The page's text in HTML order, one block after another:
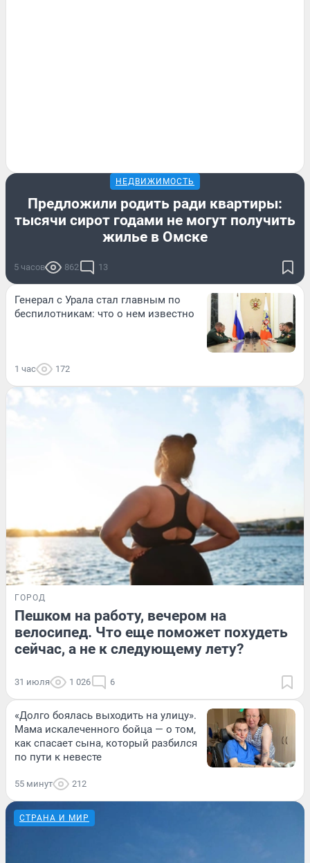
НЕДВИЖИМОСТЬ
Предложили родить ради квартиры:
тысячи сирот годами не могут получить
жилье в Омске
5 часов 862 13
Генерал с Урала стал главным по
беспилотникам: что о нем известно
1 час 172
ГОРОД
Пешком на работу, вечером на
велосипед. Что еще поможет похудеть
сейчас, а не к следующему лету?
31 июля 1 026 6
«Долго боялась выходить на улицу».
Мама искалеченного бойца — о том,
как спасает сына, который разбился
по пути к невесте
55 минут 212
СТРАНА И МИР